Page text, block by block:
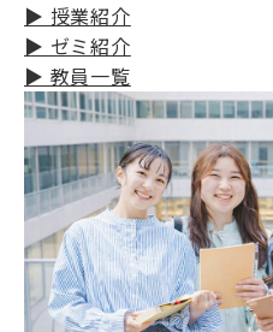
▶ 授業紹介
▶ ゼミ紹介
▶ 教員一覧